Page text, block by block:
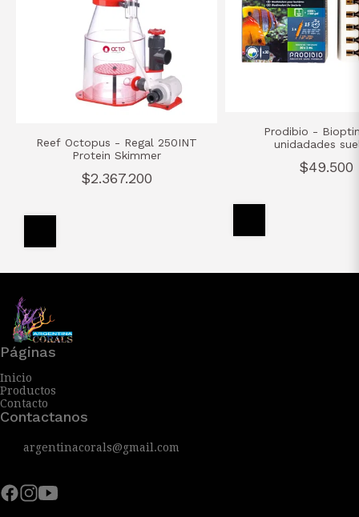
Reef Octopus - Regal 250INT
Protein Skimmer
$2.367.200
Prodibio -
unidadades
$49.500
Páginas
Inicio
Productos
Contacto
Contactanos
argentinacorals@gmail.com